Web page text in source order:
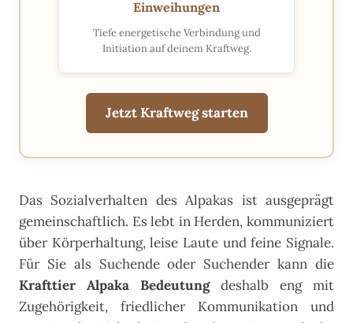
Einweihungen
Tiefe energetische Verbindung und
Initiation auf deinem Kraftweg.
Jetzt Kraftweg starten
Das Sozialverhalten des Alpakas ist ausgeprägt
gemeinschaftlich. Es lebt in Herden, kommuniziert
über Körperhaltung, leise Laute und feine Signale.
Für Sie als Suchende oder Suchender kann die
Krafttier Alpaka Bedeutungdeshalb eng mit
Zugehörigkeit, friedlicher Kommunikation und